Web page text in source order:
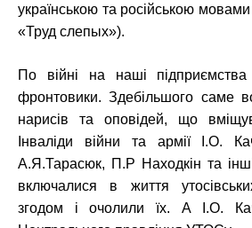
українською та російською
«Труд слепых»).
По війні на наші
фронтовики. Здебільшого саме
нарисів та оповідей, що
Інваліди війни та армії І.О.
А.Я.Тарасюк, П.Р Находкін та
включалися в життя
згодом і очолили їх. А І.О.